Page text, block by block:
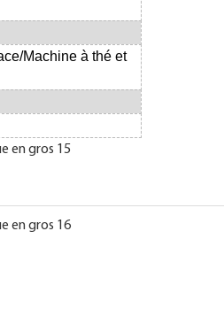
Machine à thé et